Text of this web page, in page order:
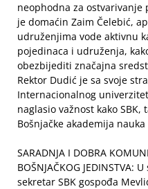
neophodna za ostvarivanje
je domaćin Zaim Čelebić,
udruženjima vode aktivnu
pojedinaca i udruženja,
obezbijediti značajna
Rektor Dudić je sa svoje
Internacionalnog
naglasio važnost kako
Bošnjačke akademija
SARADNJA I DOBRA
BOŠNJAČKOG
sekretar SBK gospođa